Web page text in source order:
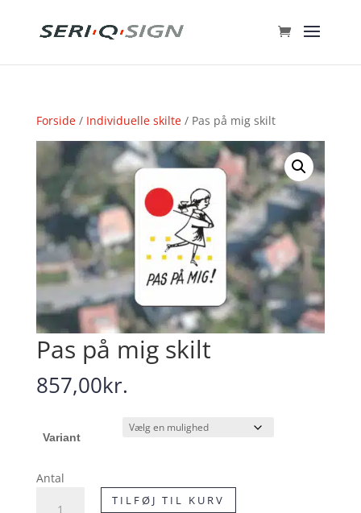
Forside/ Individuelle skilte/ Pas på mig skilt
Pas på mig skilt
857,00kr.
Variant
Antal
TILFØJ TIL KURV